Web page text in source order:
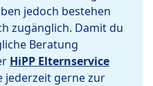
jedoch bestehen
zugänglich. Damit du
Beratung
HiPP Elternservice
jederzeit gerne zur